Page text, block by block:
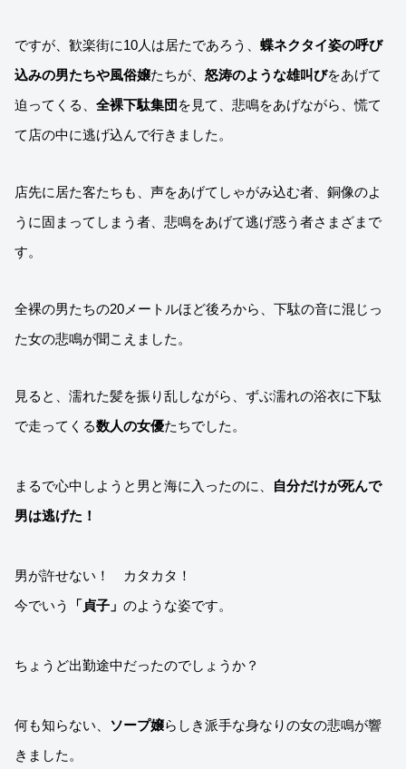
ですが、歓楽街に10人は居たであろう、 蝶ネクタイ姿の呼び
込みの男たちや風俗嬢たちが、 怒涛のような雄叫びをあげて
迫ってくる、 全裸下駄集団 を見て、悲鳴をあげながら、慌て
て店の中に逃げ込んで行きました。
店先に居た客たちも、声をあげてしゃがみ込む者、銅像のよ
うに固まってしまう者、悲鳴をあげて逃げ惑う者さまざまで
す。
全裸の男たちの20メートルほど後ろから、下駄の音に混じっ
た女の悲鳴が聞こえました。
見ると、濡れた髪を振り乱しながら、ずぶ濡れの浴衣に下駄
で走ってくる数人の女優たちでした。
まるで心中しようと男と海に入ったのに、
自分だけが死んで
男は逃げた！
男が許せない！ カタカタ！
今でいう
「貞子」 のような姿です。
ちょうど出勤途中だったのでしょうか？
何も知らない、 ソープ嬢らしき派手な身なりの女の悲鳴が響
きました。